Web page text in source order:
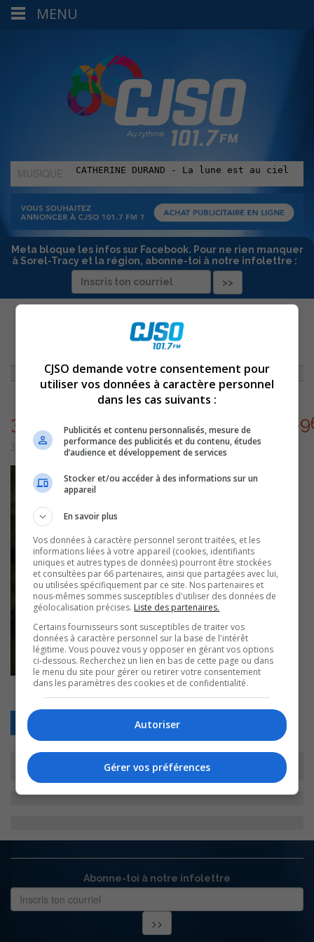
MUSIQUE
:
Meta bloque les infos sur Facebook. Pour ne rien manquer
à Sorel-Tracy et la région, abonne-toi à notre infolettre :
DERRIÈRE LA PANCARTE : CORINA BASTIANI
3 novembre 2022 | Par Équipe CJSO
Abonne-toi à notre infolettre
MENU
CJSO demande votre consentement pour
utiliser vos données à caractère personnel
dans les cas suivants :
Publicités et contenu personnalisés, mesure de
performance des publicités et du contenu, études
d’audience et développement de services
Stocker et/ou accéder à des informations sur un
appareil
En savoir plus
Vos données à caractère personnel seront traitées, et les
informations liées à votre appareil (cookies, identifiants
uniques et autres types de données) pourront être stockées
et consultées par 66 partenaires, ainsi que partagées avec lui,
ou utilisées spécifiquement par ce site. Nos partenaires et
nous-mêmes sommes susceptibles d'utiliser des données de
géolocalisation précises. Liste des partenaires.
Certains fournisseurs sont susceptibles de traiter vos
données à caractère personnel sur la base de l'intérêt
légitime. Vous pouvez vous y opposer en gérant vos options
ci-dessous. Recherchez un lien en bas de cette page ou dans
le menu du site pour gérer ou retirer votre consentement
dans les paramètres des cookies et de confidentialité.
Autoriser
Gérer vos préférences